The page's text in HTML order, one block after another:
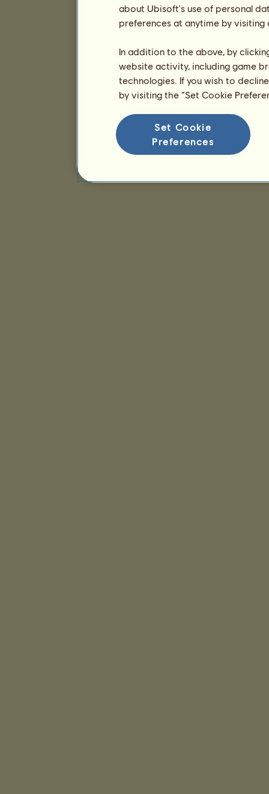
about Ubisoft's use of personal
preferences at anytime by
In addition to the above, by
website activity, including game
technologies. If you wish to
by visiting the “Set Cookie
Set Cookie
Preferences